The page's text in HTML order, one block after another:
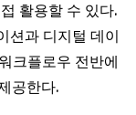
활용할 수 있다.
션과 디지털 데이
크플로우 전반에
공한다.